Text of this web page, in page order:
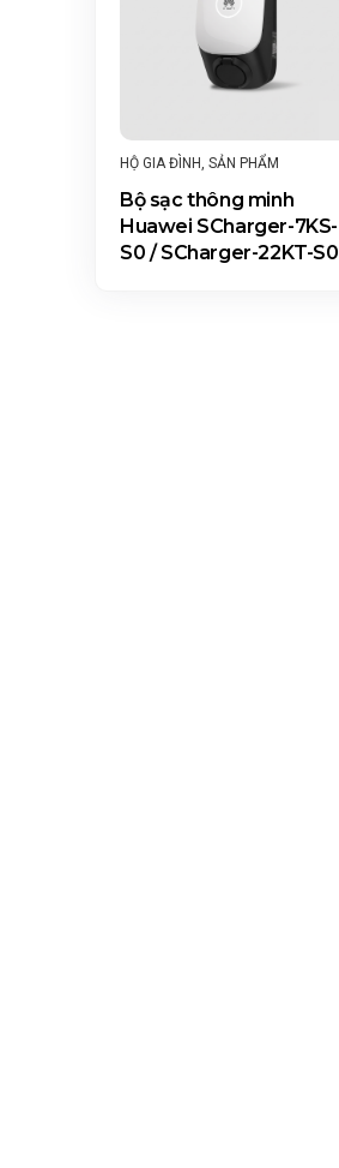
HỘ GIA ĐÌNH SẢN PHẨM
Bộ sạc thông minh
Huawei SCharger-7KS-
S0 / SCharger-22KT-S0